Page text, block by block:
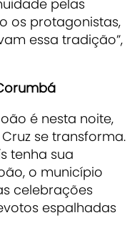
pelas
os protagonistas,
essa tradição”,
é nesta noite,
se transforma.
tenha sua
o município
celebrações
espalhadas